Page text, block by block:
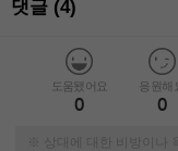
댓글 (4)
도움됐어요
0
응원해
0
※ 상대에 대한 비방이나